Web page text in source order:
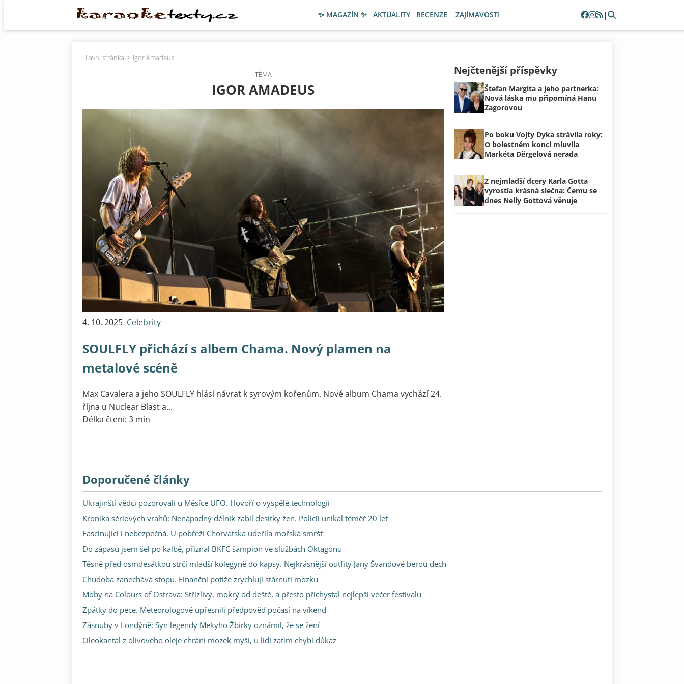
✨ MAGAZÍN ✨ AKTUALITY RECENZE ZAJÍMAVOSTI |
Hlavní stránka
Igor Amadeus
TÉMA
IGOR AMADEUS
4. 10. 2025 Celebrity
SOULFLY přichází s albem Chama. Nový plamen na
metalové scéně
Max Cavalera a jeho SOULFLY hlásí návrat k syrovým kořenům. Nové album Chama vychází 24.
října u Nuclear Blast a...
Délka čtení: 3 min
Nejčtenější příspěvky
Štefan Margita a jeho partnerka:
Nová láska mu připomíná Hanu
Zagorovou
Po boku Vojty Dyka strávila roky:
O bolestném konci mluvila
Markéta Děrgelová nerada
Z nejmladší dcery Karla Gotta
vyrostla krásná slečna: Čemu se
dnes Nelly Gottová věnuje
Doporučené články
Ukrajinští vědci pozorovali u Měsíce UFO. Hovoří o vyspělé technologii
Kronika sériových vrahů: Nenápadný dělník zabil desítky žen. Policii unikal téměř 20 let
Fascinující i nebezpečná. U pobřeží Chorvatska udeřila mořská smršť
Do zápasu jsem šel po kalbě, přiznal BKFC šampion ve službách Oktagonu
Těsně před osmdesátkou strčí mladší kolegyně do kapsy. Nejkrásnější outfity Jany Švandové berou dech
Chudoba zanechává stopu. Finanční potíže zrychlují stárnutí mozku
Moby na Colours of Ostrava: Střízlivý, mokrý od deště, a přesto přichystal nejlepší večer festivalu
Zpátky do pece. Meteorologové upřesnili předpověď počasí na víkend
Zásnuby v Londýně: Syn legendy Mekyho Žbirky oznámil, že se žení
Oleokantal z olivového oleje chrání mozek myší, u lidí zatím chybí důkaz